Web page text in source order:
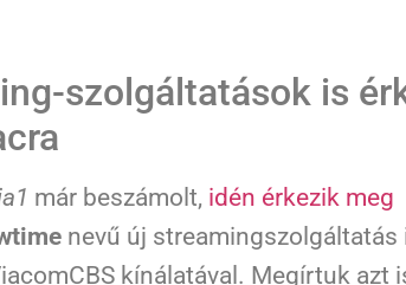
szolgáltatások is
már beszámolt, idén érkezik meg
nevű új streamingszolgáltatás
kínálatával. Megírtuk azt